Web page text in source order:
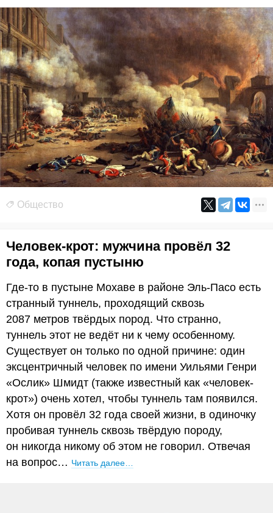
Общество
Человек-крот: мужчина провёл 32
года, копая пустыню
Где-то в пустыне Мохаве в районе Эль-Пасо есть
странный туннель, проходящий сквозь
2087 метров твёрдых пород. Что странно,
туннель этот не ведёт ни к чему особенному.
Существует он только по одной причине: один
эксцентричный человек по имени Уильями Генри
«Ослик» Шмидт (также известный как «человек-
крот») очень хотел, чтобы туннель там появился.
Хотя он провёл 32 года своей жизни, в одиночку
пробивая туннель сквозь твёрдую породу,
он никогда никому об этом не говорил. Отвечая
на вопрос… Читать далее…